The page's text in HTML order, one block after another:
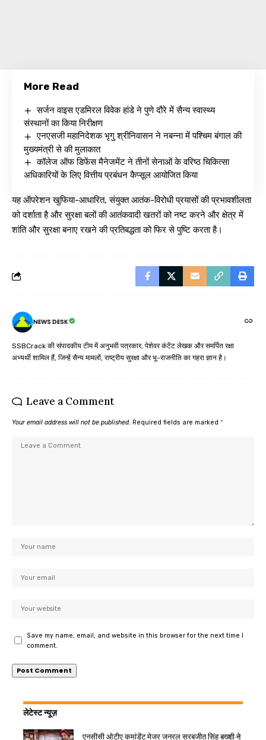
More Read
सर्जन वाइस एडमिरल विवेक हांडे ने पुणे दौरे में सैन्य स्वास्थ्य
संस्थानों का किया निरीक्षण
एनएसजी महानिदेशक भृगु श्रीनिवासन ने नबन्ना में पश्चिम बंगाल की
मुख्यमंत्री से की मुलाकात
कॉलेज ऑफ डिफेंस मैनेजमेंट ने तीनों सेनाओं के वरिष्ठ चिकित्सा
अधिकारियों के लिए वित्तीय प्रबंधन कैप्सूल आयोजित किया
यह ऑपरेशन खुफिया-आधारित, संयुक्त आतंक-विरोधी प्रयासों की प्रभावशीलता
को दर्शाता है और सुरक्षा बलों की आतंकवादी खतरों को नष्ट करने और क्षेत्र में
शांति और सुरक्षा बनाए रखने की प्रतिबद्धता को फिर से पुष्टि करता है।
NEWS DESK
SSBCrack की संपादकीय टीम में अनुभवी पत्रकार, पेशेवर कंटेंट लेखक और समर्पित रक्षा
अभ्यर्थी शामिल हैं, जिन्हें सैन्य मामलों, राष्ट्रीय सुरक्षा और भू-राजनीति का गहरा ज्ञान है।
Leave a Comment
Your email address will not be published. Required fields are marked *
Save my name, email, and website in this browser for the next time I
comment.
लेटेस्ट न्यूज़
एनसीसी ओटीए कमांडेंट मेजर जनरल सरबजीत सिंह बख्शी ने